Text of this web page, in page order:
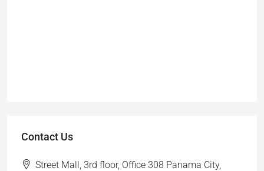
Contact Us
Street Mall, 3rd floor, Office 308 Panama City,